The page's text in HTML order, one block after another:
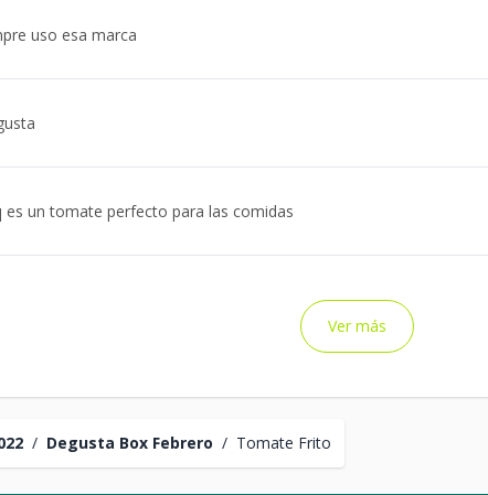
/ Degusta Box Febrero / Tomate Frito
uso esa marca
es un tomate perfecto para las comidas
Ver más